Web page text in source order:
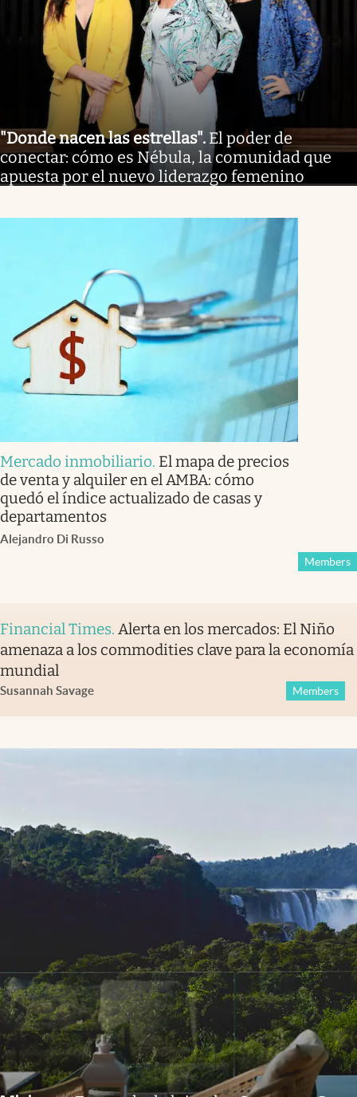
"Donde nacen las estrellas". El poder de
conectar: cómo es Nébula, la comunidad que
apuesta por el nuevo liderazgo femenino
Mercado inmobiliario. El mapa de precios
de venta y alquiler en el AMBA: cómo
quedó el índice actualizado de casas y
departamentos
Alejandro Di Russo
Members
Financial Times. Alerta en los mercados: El Niño
amenaza a los commodities clave para la economía
mundial
Susannah Savage Members